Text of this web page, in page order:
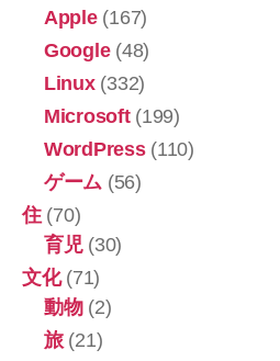
Apple(167)
Google(48)
Linux(332)
Microsoft(199)
WordPress(110)
ゲーム (56)
住(70)
育児(30)
文化(71)
動物(2)
旅(21)